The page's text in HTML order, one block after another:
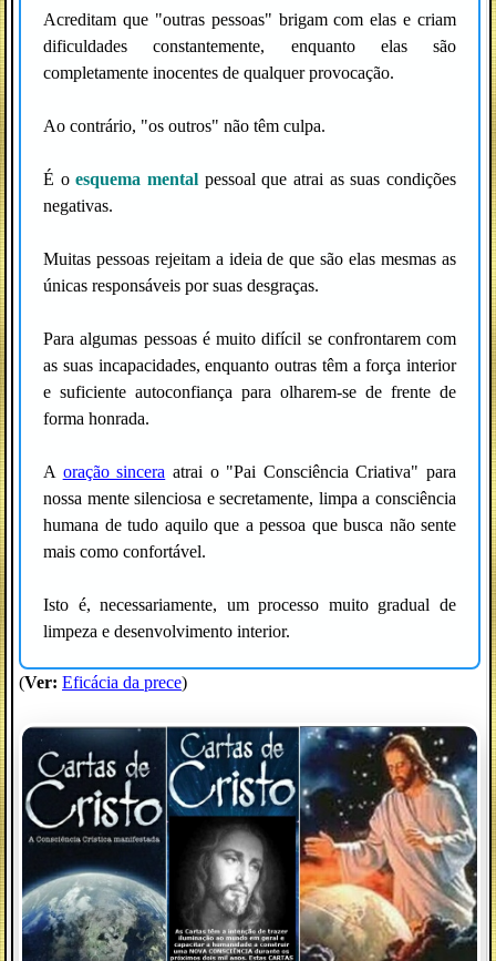
Acreditam que "outras pessoas" brigam com elas e criam
dificuldades constantemente, enquanto elas são
completamente inocentes de qualquer provocação.
Ao contrário, "os outros" não têm culpa.
É oesquema mental pessoal que atrai as suas condições
negativas.
Muitas pessoas rejeitam a ideia de que são elas mesmas as
únicas responsáveis por suas desgraças.
Para algumas pessoas é muito difícil se confrontarem com
as suas incapacidades, enquanto outras têm a força interior
e suficiente autoconfiança para olharem-se de frente de
forma honrada.
A oração sincera atrai o "Pai Consciência Criativa" para
nossa mente silenciosa e secretamente, limpa a consciência
humana de tudo aquilo que a pessoa que busca não sente
mais como confortável.
Isto é, necessariamente, um processo muito gradual de
limpeza e desenvolvimento interior.
(Ver: Eficácia da prece)